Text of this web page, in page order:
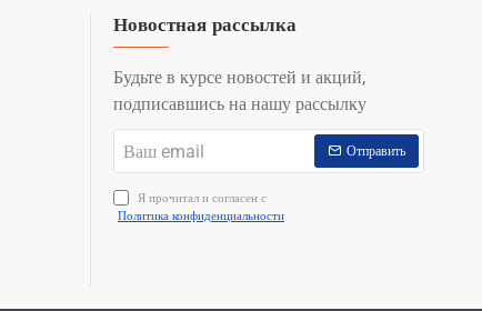
Новостная рассылка
Будьте в курсе новостей и акций,
подписавшись на нашу рассылку
Ваш
email
Отправить
Я прочитал и согласен с
Политика конфиденциальности